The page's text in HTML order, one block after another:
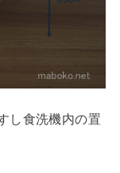
し食洗機内の置